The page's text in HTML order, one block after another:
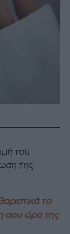
του
της
το
σου ώρα της